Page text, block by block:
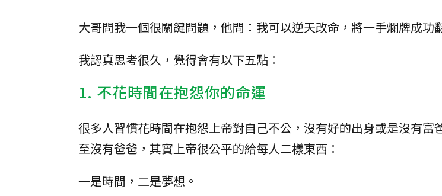
大哥問我一個很關鍵問題，他問：我可以逆天改命，將一手爛牌成功
我認真思考很久，覺得會有以下五點：
1. 不花時間在抱怨你的命運
很多人習慣花時間在抱怨上帝對自己不公，沒有好的出身或是沒有富
至沒有爸爸，其實上帝很公平的給每人二樣東西：
一是時間，二是夢想。